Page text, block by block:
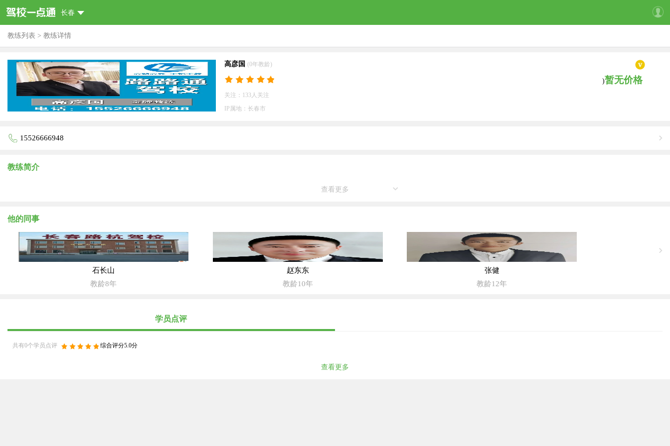
长春
教练列表 > 教练详情
高彦国 (0年教龄)
)暂无价格
关注：133人关注
IP属地：长春市
15526666948
教练简介
查看更多
他的同事
石长山
教龄8年
赵东东
教龄10年
张健
教龄12年
学员点评
共有0个学员点评 综合评分5.0分
查看更多